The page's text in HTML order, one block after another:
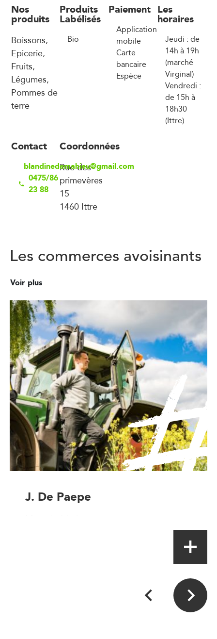
Nos
produits
Boissons,
Epicerie,
Fruits,
Légumes,
Pommes de
terre
Produits
Labélisés
Bio
Paiement
Application
mobile
Carte
bancaire
Espèce
Les
horaires
Jeudi : de
14h à 19h
(marché
Virginal)
Vendredi :
de 15h à
18h30
(Ittre)
Contact
blandinedemahieu@gmail.com
0475/86
23 88
Coordonnées
Rue des
primevères
15
1460 Ittre
Les commerces avoisinants
Voir plus
J. De Paepe